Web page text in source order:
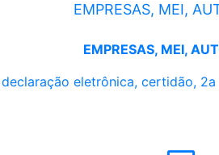
EMPRESAS, MEI,
EMPRESAS, MEI,
eletrônica, certidão,